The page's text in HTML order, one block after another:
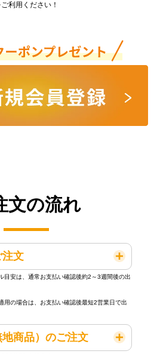
ご利用ください！
文の流れ
注文
目安は、通常お支払い確認後約2～3週間後の出
用の場合は、お支払い確認後最短2営業日で出
商品）のご注文